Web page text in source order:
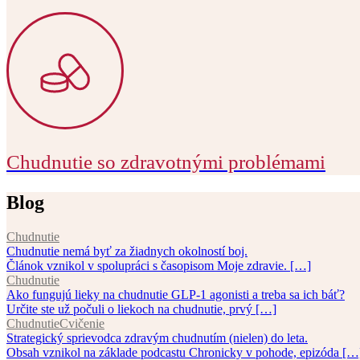
Chudnutie so zdravotnými problémami
Blog
Chudnutie
Chudnutie nemá byť za žiadnych okolností boj.
Článok vznikol v spolupráci s časopisom Moje zdravie. […]
Chudnutie
Ako fungujú lieky na chudnutie GLP-1 agonisti a treba sa ich báť?
Určite ste už počuli o liekoch na chudnutie, prvý […]
ChudnutieCvičenie
Strategický sprievodca zdravým chudnutím (nielen) do leta.
Obsah vznikol na základe podcastu Chronicky v pohode, epizóda